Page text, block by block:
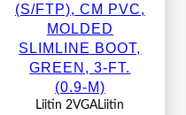
(S/FTP), CM PVC,
MOLDED
SLIMLINE BOOT,
GREEN, 3-FT.
(0.9-M)
Liitin 2VGALiitin